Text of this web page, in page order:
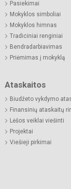
Pasiekimai
Mokyklos simboliai
Mokyklos himnas
Tradiciniai renginiai
Bendradarbiavimas
Priėmimas į mokyklą
Ataskaitos
Biudžeto vykdymo
Finansinių ataskaitų
Lėšos veiklai viešinti
Projektai
Viešieji pirkimai